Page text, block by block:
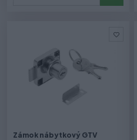
Zámok nábytkový GTV